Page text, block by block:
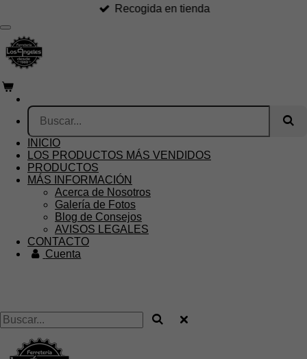
al
contenido
principal
Recogida en tienda
INICIO
LOS PRODUCTOS MÁS VENDIDOS
PRODUCTOS
MÁS INFORMACIÓN
Acerca de Nosotros
Galería de Fotos
Blog de Consejos
AVISOS LEGALES
CONTACTO
Cuenta